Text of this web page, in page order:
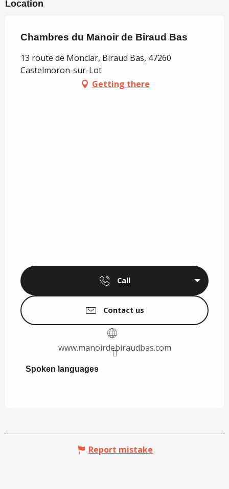
Location
Chambres du Manoir de Biraud Bas
13 route de Monclar, Biraud Bas, 47260
Castelmoron-sur-Lot
Getting there
Call
Contact us
www.manoirdebiraudbas.com
Spoken languages
Spoken languages
Report mistake